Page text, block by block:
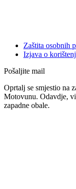
Zaštita osobnih
Izjava o
Pošaljite mail
Oprtalj se smjestio na
Motovunu. Odavdje,
zapadne obale.